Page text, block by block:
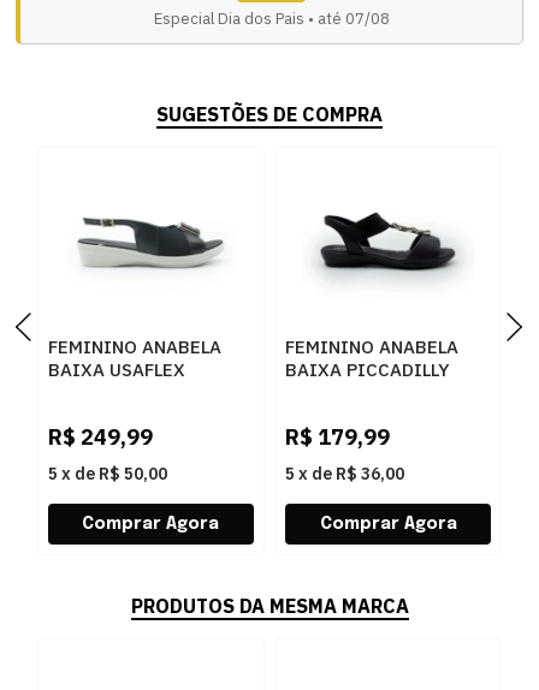
Especial Dia dos Pais • até 07/08
SUGESTÕES DE COMPRA
FEMININO ANABELA
BAIXA USAFLEX
R$ 249,99
5 x de R$ 50,00
FEMININO ANABELA
BAIXA PICCADILLY
R$ 179,99
5 x de R$ 36,00
PRODUTOS DA MESMA MARCA